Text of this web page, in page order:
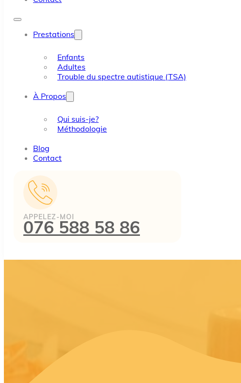
Prestations
Enfants
Adultes
Trouble du spectre autistique (TSA)
À Propos
Qui suis-je?
Méthodologie
Blog
Contact
APPELEZ-MOI
076 588 58 86